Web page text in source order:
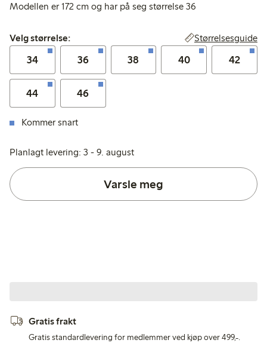
Modellen er 172 cm og har på seg størrelse 36
Velg størrelse:
Velg størrelse: Størrelsesguide
34 36 38 40 42
44 46
Kommer snart
Planlagt levering: 3 - 9. august
Varsle meg
Gratis frakt
Gratis standardlevering for medlemmer ved kjøp over 499,-.